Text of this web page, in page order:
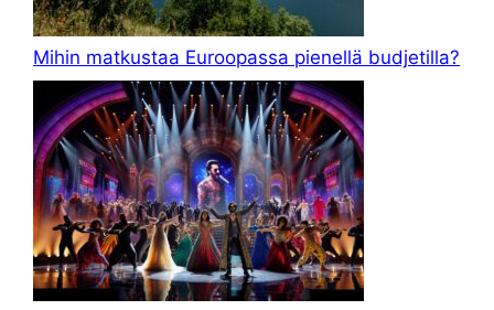
Mihin matkustaa Euroopassa pienellä budjetilla?